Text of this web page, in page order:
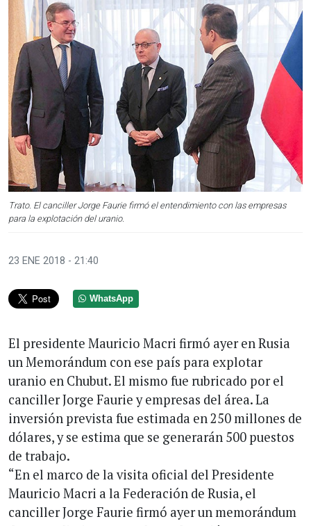
Trato. El canciller Jorge Faurie firmó el entendimiento con las empresas
para la explotación del uranio.
23 ENE 2018 - 21:40
WhatsApp
El presidente Mauricio Macri firmó ayer en Rusia
un Memorándum con ese país para explotar
uranio en Chubut. El mismo fue rubricado por el
canciller Jorge Faurie y empresas del área. La
inversión prevista fue estimada en 250 millones de
dólares, y se estima que se generarán 500 puestos
de trabajo.
“En el marco de la visita oficial del Presidente
Mauricio Macri a la Federación de Rusia, el
canciller Jorge Faurie firmó ayer un memorándum